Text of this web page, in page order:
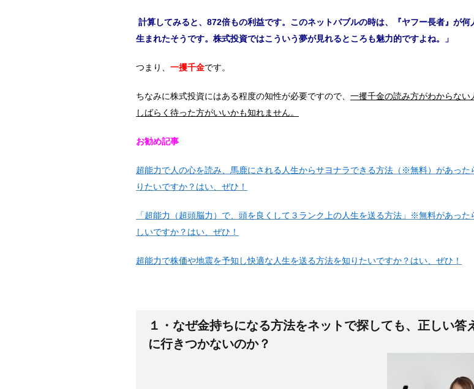
計算してみると、872倍もの利益です。このネットバブルの時は、『ヤフー長者』が何
生まれたそうです。株式投資ではこういう夢が見れるところも魅力的ですよね。」
つまり、 一攫千金です。
ちなみに株式投資にはある程度の知性が必要ですので、 一攫千金の読み方がわからない
しばらく待った方がいいかも知れません。
お勧め記事
超能力で人の心を読み、馬鹿にされる人生からサヨナラできる方法（※無料）があった
りたいですか？はい、ぜひ！
「超能力（超頭脳力）で、頭を良くして３ランク上の人生を送る方法」※無料があった
しいですか？はい、ぜひ！
超能力で株価や地震を予知し快適な人生を送る方法を知りたいですか？はい、ぜひ！
１・なぜ金持ちになる方法をネットで探しても、正しい答
に行きつかないのか？